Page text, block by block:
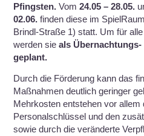
Pfingsten. Vom 24.05 – 28.05.
02.06.finden diese im
Brindl-Straße 1) statt. Um für
werden sie als Übernachtungs-
geplant.
Durch die Förderung kann das
Maßnahmen deutlich geringer
Mehrkosten entstehen vor
Personalschlüssel und den
sowie durch die veränderte